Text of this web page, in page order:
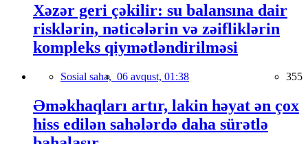
Xəzər geri çəkilir: su balansına dair
risklərin, nəticələrin və zəifliklərin
kompleks qiymətləndirilməsi
Sosial sahə, 06 avqust, 01:38 355
Əməkhaqları artır, lakin həyat ən çox
hiss edilən sahələrdə daha sürətlə